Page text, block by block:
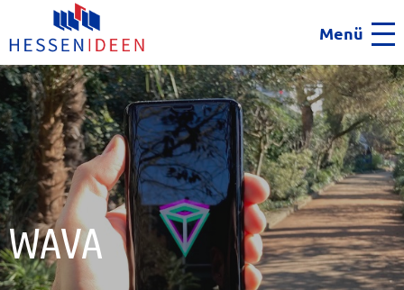
Menü
WAVA